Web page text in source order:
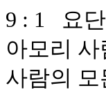
9 : 1 요
아모리
사람의 모